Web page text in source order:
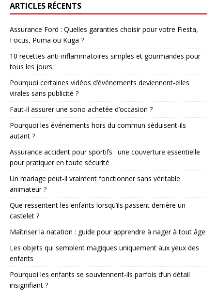
ARTICLES RÉCENTS
Assurance Ford : Quelles garanties choisir pour votre Fiesta,
Focus, Puma ou Kuga ?
10 recettes anti-inflammatoires simples et gourmandes pour
tous les jours
Pourquoi certaines vidéos d’événements deviennent-elles
virales sans publicité ?
Faut-il assurer une sono achetée d’occasion ?
Pourquoi les événements hors du commun séduisent-ils
autant ?
Assurance accident pour sportifs : une couverture essentielle
pour pratiquer en toute sécurité
Un mariage peut-il vraiment fonctionner sans véritable
animateur ?
Que ressentent les enfants lorsqu’ils passent derrière un
castelet ?
Maîtriser la natation : guide pour apprendre à nager à tout âge
Les objets qui semblent magiques uniquement aux yeux des
enfants
Pourquoi les enfants se souviennent-ils parfois d’un détail
insignifiant ?